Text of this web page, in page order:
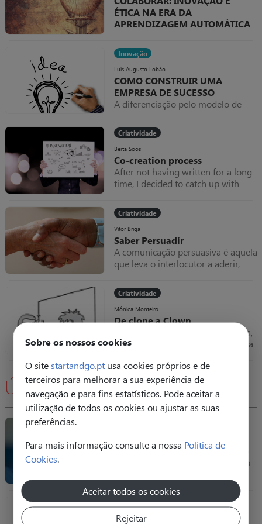
Sobre os nossos cookies
O sitestartandgo.pt usa cookies próprios e de
terceiros para melhorar a sua experiência de
navegação e para fins estatísticos. Pode aceitar a
utilização de todos os cookies ou ajustar as suas
preferências.
Para mais informação consulte a nossa Política de
Cookies.
Aceitar todos os cookies
Rejeitar
as marcas”?
ÉTICA NA ERA DA
APRENDIZAGEM AUTOMÁTICA
empresarial, a convergência entre a
Aprendizagem Automática
(Machine Learning) e o conceito de
Inovação Aberta (Open Innovation)
introduzido pelo visionário Henry
Chesbrough, um académico
desta inovação colaborativa
Inovação
Luís Augusto Lobão
COMO CONSTRUIR UMA
EMPRESA DE SUCESSO
A diferenciação pelo modelo de
Criatividade
Berta Soos
Co-creation process
After not having written for a long
time, I decided to catch up with
processes thanks to 3 amazing
ladies I met during a Kaospilot co-
creation training in windy Aarhus,
Danmark. (Thanks Mónica, Beth
&Gill - this one will be in English
especially for Mónica's team in
Criatividade
Vitor Briga
Saber Persuadir
A comunicação persuasiva é aquela
que leva o interlocutor a aderir,
Criatividade
Mónica Monteiro
De clone a Clown
Vitor Briga começou na advocacia,
hoje utiliza técnicas de Clown para
nasempresas.
Últimas
Uma raposa chamada inflação
Era uma vez um porquinho muito
meses amealhava as notas que
ganhava dentro do seu colchão,
que cada vez ficava mais grosso.
Uma raposa chamada inflação
Marketing e Marca
Ana Isabel Lucas